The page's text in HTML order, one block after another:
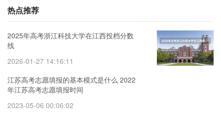
热点推荐
2025年高考浙江科技大学在江西投档分数
线
2026-01-27 14:16:11
江苏高考志愿填报的基本模式是什么 2022
年江苏高考志愿填报时间
2023-05-06 00:06:02